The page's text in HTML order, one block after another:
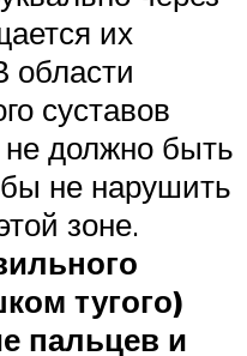
их
области
суставов
должно быть
не нарушить
зоне.
тугого)
пальцев и